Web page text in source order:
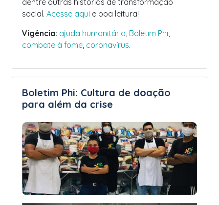
dentre outras histórias de transformação
social. Acesse aqui e boa leitura!
Vigência: ajuda humanitária, Boletim Phi,
combate à fome, coronavírus.
Boletim Phi: Cultura de doação
para além da crise